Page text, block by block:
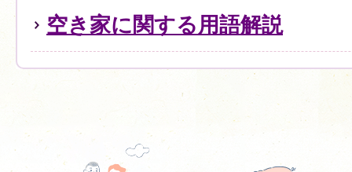
空き家に関する用語解説